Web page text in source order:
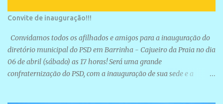
Convite de inauguração!!!
Convidamos todos os afilhados e amigos para a inauguração do
diretório municipal do PSD em Barrinha - Cajueiro da Praia no dia
06 de abril (sábado) as 17 horas! Será uma grande
confraternização do PSD, com a inauguração de sua sede e a